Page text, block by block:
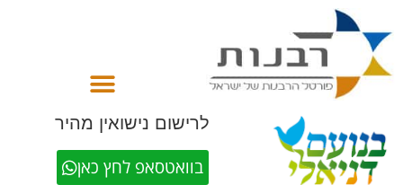
לרישום נישואין מהיר
בוואטסאפ לחץ כאן